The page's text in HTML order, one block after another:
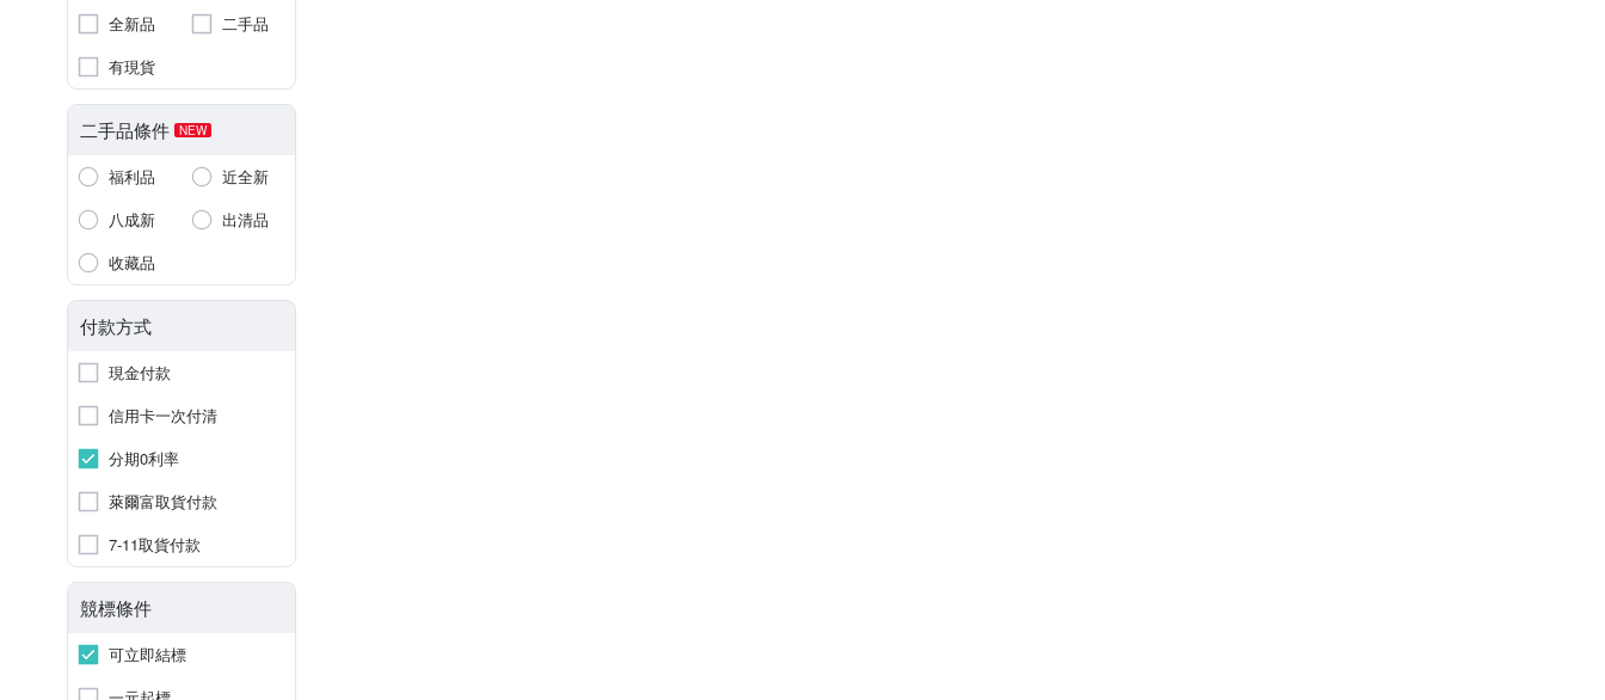
全新品
二手品
有現貨
二手品條件 NEW
福利品
近全新
八成新
出清品
收藏品
付款方式
現金付款
信用卡一次付清
分期0利率
萊爾富取貨付款
7-11取貨付款
競標條件
可立即結標